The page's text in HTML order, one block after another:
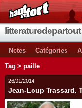
litteraturedepartout
Notes Catégories
Tag > paille
26/01/2014
Jean-Loup Trassard,